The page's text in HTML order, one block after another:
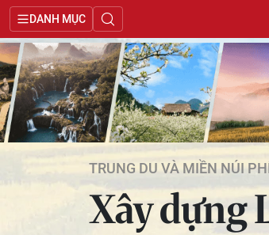
DANH MỤC
TRUNG DU VÀ MIỀN NÚI
Xây dựng